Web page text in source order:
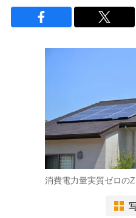
消費電力量実質ゼロの